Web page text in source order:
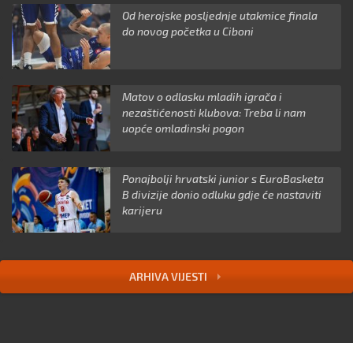
Od herojske posljednje utakmice finala
do novog početka u Ciboni
Matov o odlasku mladih igrača i
nezaštićenosti klubova: Treba li nam
uopće omladinski pogon
Ponajbolji hrvatski junior s EuroBasketa
B divizije donio odluku gdje će nastaviti
karijeru
ARHIVA VIJESTI